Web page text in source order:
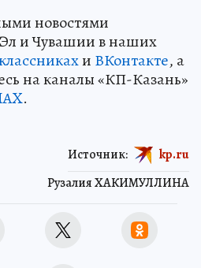
новостями
и Чувашии в наших
и ВКонтакте, а
на каналы «КП-Казань»
.
Рузалия ХАКИМУЛЛИНА
Источник: kp.ru